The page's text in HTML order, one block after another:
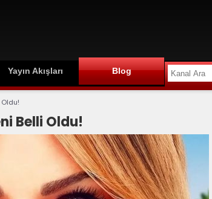
Yayın Akışları Blog
Belli Oldu!